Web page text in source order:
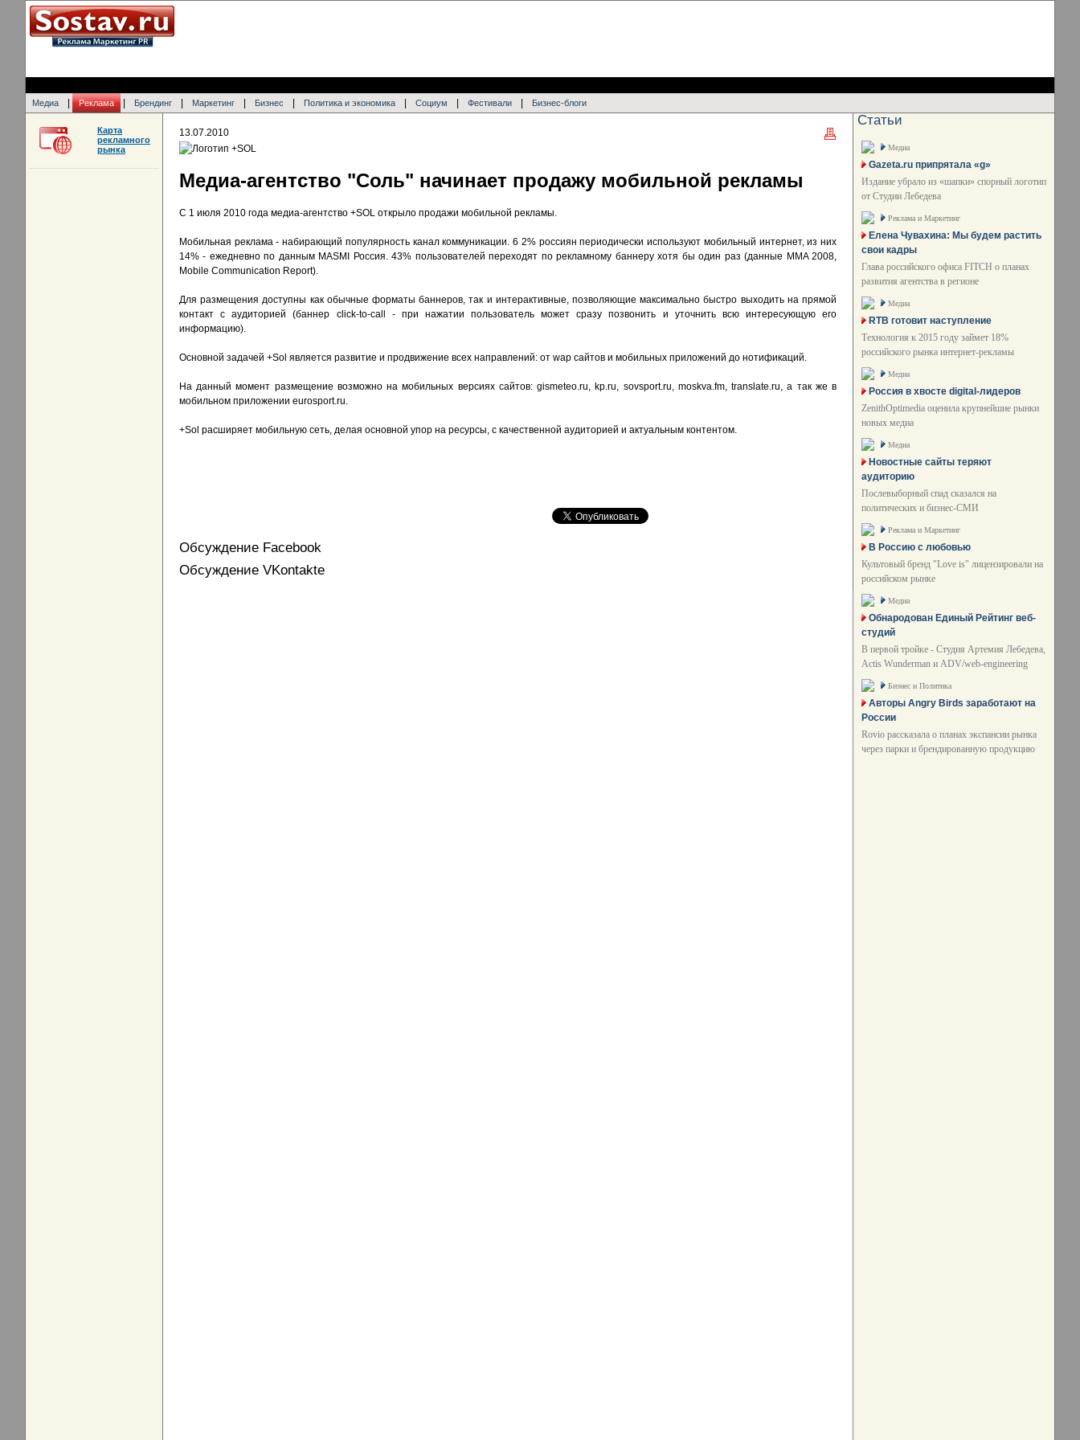
Медиа Реклама Брендинг Маркетинг Бизнес Политика и экономика Социум Фестивали Бизнес-блоги
13.07.2010
Медиа-агентство "Соль" начинает продажу мобильной рекламы
С 1 июля 2010 года медиа-агентство +SOL открыло продажи мобильной рекламы.
Мобильная реклама - набирающий популярность канал коммуникации. 6 2% россиян периодически используют мобильный интернет, из них
14% - ежедневно по данным MASMI Россия. 43% пользователей переходят по рекламному баннеру хотя бы один раз (данные MMA 2008,
Mobile Communication Report).
Для размещения доступны как обычные форматы баннеров, так и интерактивные, позволяющие максимально быстро выходить на прямой
контакт с аудиторией (баннер click-to-call - при нажатии пользователь может сразу позвонить и уточнить всю интересующую его
информацию).
Основной задачей +Sol является развитие и продвижение всех направлений: от wap сайтов и мобильных приложений до нотификаций.
На данный момент размещение возможно на мобильных версиях сайтов: gismeteo.ru, kp.ru, sovsport.ru, moskva.fm, translate.ru, а так же в
мобильном приложении eurosport.ru.
+Sol расширяет мобильную сеть, делая основной упор на ресурсы, с качественной аудиторией и актуальным контентом.
Обсуждение Facebook
Обсуждение VKontakte
Карта
рекламного
рынка
Статьи
Медиа
Gazeta.ru припрятала «g»
Издание убрало из «шапки» спорный логотип
от Студии Лебедева
Реклама и Маркетинг
Елена Чувахина: Мы будем растить
свои кадры
Глава российского офиса FITCH о планах
развития агентства в регионе
Медиа
RTB готовит наступление
Технология к 2015 году займет 18%
российского рынка интернет-рекламы
Медиа
Россия в хвосте digital-лидеров
ZenithOptimedia оценила крупнейшие рынки
новых медиа
Медиа
Новостные сайты теряют
аудиторию
Послевыборный спад сказался на
политических и бизнес-СМИ
Реклама и Маркетинг
В Россию с любовью
Культовый бренд "Love is" лицензировали на
российском рынке
Медиа
Обнародован Единый Рейтинг веб-
студий
В первой тройке - Студия Артемия Лебедева,
Actis Wunderman и ADV/web-engineering
Бизнес и Политика
Авторы Angry Birds заработают на
России
Rovio рассказала о планах экспансии рынка
через парки и брендированную продукцию